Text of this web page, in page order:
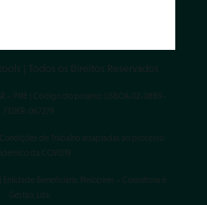
| Todos os Direitos Reservados
– PME | Código do projeto: LISBOA-02-08B9-
FEDER-067279
de Trabalho adaptadas ao processo
da COVID19
Beneficiária: Melopires – Consultoria e
Gestão, Lda.